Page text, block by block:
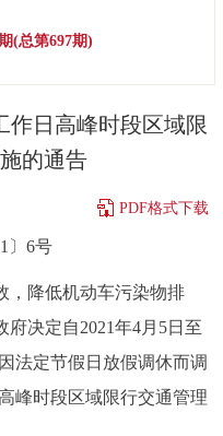
部门服务
(总第697期)
作日高峰时段区域限
的通告
PDF格式下载
〕6号
降低机动车污染物排
决定自2021年4月5日至
法定节假日放假调休而调
峰时段区域限行交通管理